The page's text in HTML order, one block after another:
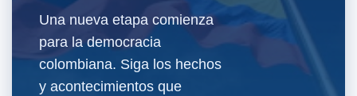
Una nueva etapa comienza
para la democracia
colombiana. Siga los hechos
y acontecimientos que